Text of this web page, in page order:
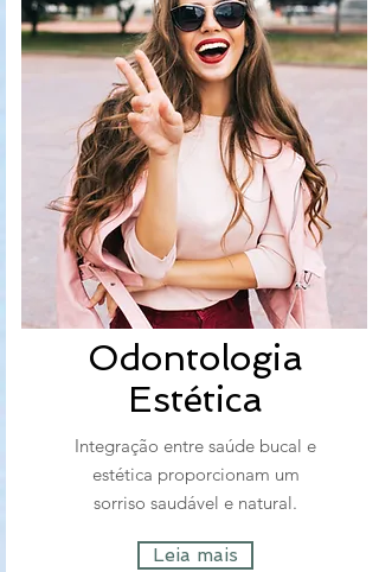
Odontologia
Estética
Integração entre saúde bucal e
estética proporcionam um
sorriso saudável e natural.
Leia mais